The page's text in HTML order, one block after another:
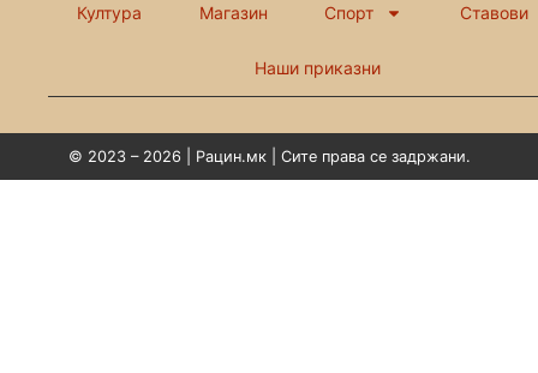
Култура Магазин Спорт Ставови
Наши приказни
© 2023 – 2026 | Рацин.мк | Сите права се задржани.